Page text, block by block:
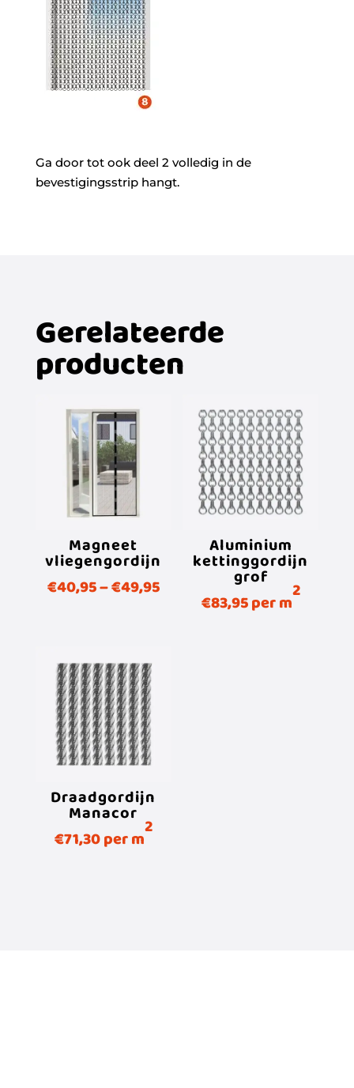
Ga door tot ook deel 2 volledig in de
bevestigingsstrip hangt.
Gerelateerde
producten
Magneet
vliegengordijn
€40,95–€49,95
Aluminium
kettinggordijn
grof
€83,95per m2
Draadgordijn
Manacor
€71,30per m2